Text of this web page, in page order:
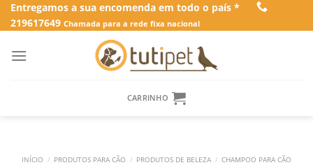
SkipEntregamos a sua encomenda em todo o país *
219617649 Chamada para a rede fixa nacional
CARRINHO
INÍCIO / PRODUTOS PARA CÃO / PRODUTOS DE BELEZA / CHAMPOO PARA CÃO